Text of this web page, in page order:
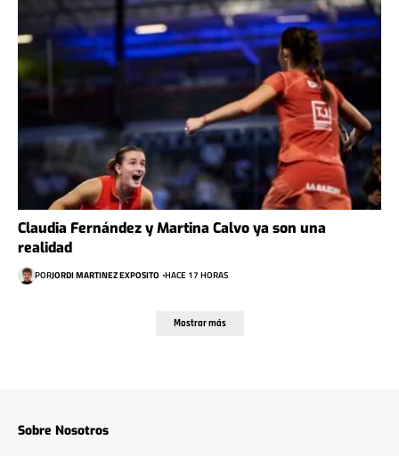
Claudia Fernández y Martina Calvo ya son una
realidad
PORJORDI MARTINEZ EXPOSITO HACE 17 HORAS
Mostrar más
Sobre Nosotros